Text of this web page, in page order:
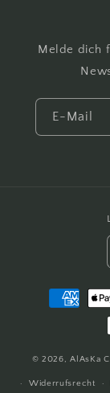
Melde dich
E-Mail
© 2026,AlAsKa
Widerrufsrecht